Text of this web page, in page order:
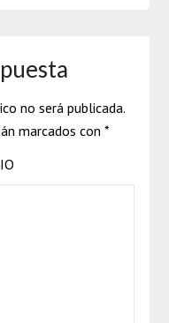
no será publicada.
marcados con *